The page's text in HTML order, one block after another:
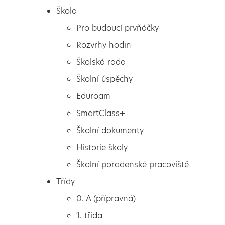
Pro budoucí prvňáčky
Rozvrhy hodin
Školská rada
Škola
Pro budoucí prvňáčky
Rozvrhy hodin
Školská rada
Školní úspěchy
Eduroam
SmartClass+
Školní dokumenty
Historie školy
Školní poradenské pracoviště
Třídy
0. A (přípravná)
1. třída
Modernizace školy
pokračuje